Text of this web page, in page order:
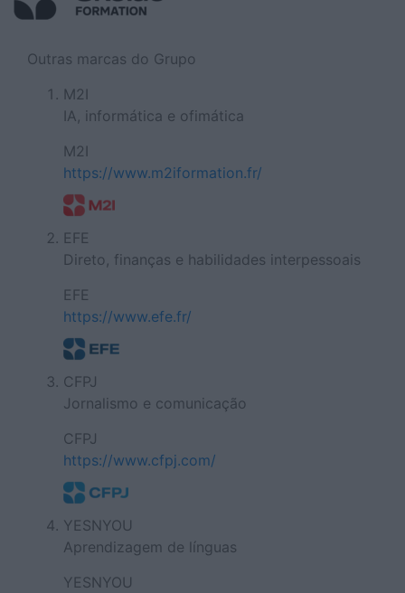
Outras marcas do Grupo
M2I
IA, informática e ofimática
M2I
https://www.m2iformation.fr/
EFE
Direto, finanças e habilidades interpessoais
EFE
https://www.efe.fr/
CFPJ
Jornalismo e comunicação
CFPJ
https://www.cfpj.com/
YESNYOU
Aprendizagem de línguas
YESNYOU